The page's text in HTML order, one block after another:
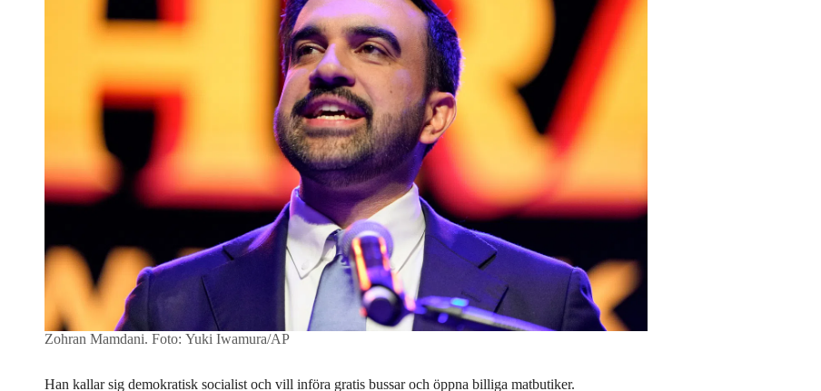
Zohran Mamdani. Foto: Yuki Iwamura/AP
Han kallar sig demokratisk socialist och vill införa gratis bussar och öppna billiga matbutiker.